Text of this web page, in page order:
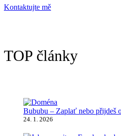
Kontaktujte mě
TOP články
Bububu – Zaplať nebo přijdeš
24. 1. 2026